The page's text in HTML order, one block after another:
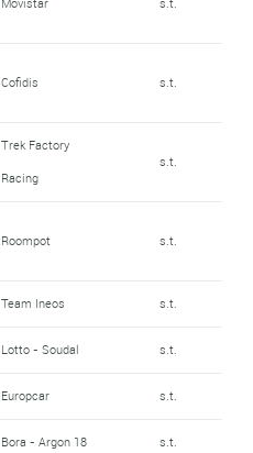
Cofidis s.t.
Trek Factory
Racing
s.t.
Roompot s.t.
Team Ineos s.t.
Lotto - Soudal s.t.
Europcar s.t.
Bora - Argon 18 s.t.